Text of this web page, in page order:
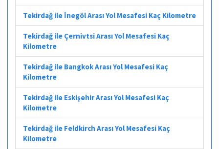
Tekirdağ ile İnegöl Arası Yol Mesafesi Kaç Kilometre
Tekirdağ ile Çernivtsi Arası Yol Mesafesi Kaç
Kilometre
Tekirdağ ile Bangkok Arası Yol Mesafesi Kaç
Kilometre
Tekirdağ ile Eskişehir Arası Yol Mesafesi Kaç
Kilometre
Tekirdağ ile Feldkirch Arası Yol Mesafesi Kaç
Kilometre